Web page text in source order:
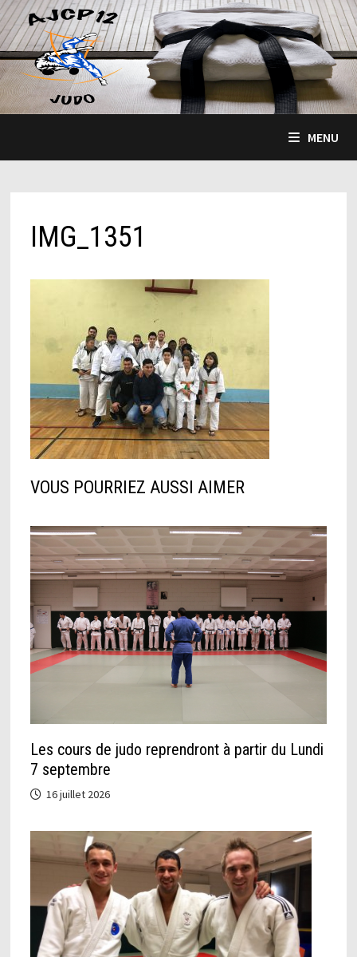
Passer
au
contenu
MENU
IMG_1351
VOUS POURRIEZ AUSSI AIMER
Les cours de judo reprendront à partir du Lundi
7 septembre
16 juillet 2026